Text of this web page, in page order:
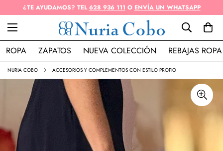
¿TE AYUDAMOS? TEL628 936 111 O ENVÍA UN WHATSAPP
ROPA ZAPATOS NUEVA COLECCIÓN REBAJAS ROPA
NURIA COBO ACCESORIOS Y COMPLEMENTOS CON ESTILO PROPIO